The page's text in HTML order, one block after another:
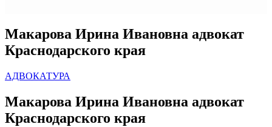
Макарова Ирина Ивановна адвокат
Краснодарского края
АДВОКАТУРА
Макарова Ирина Ивановна адвокат
Краснодарского края